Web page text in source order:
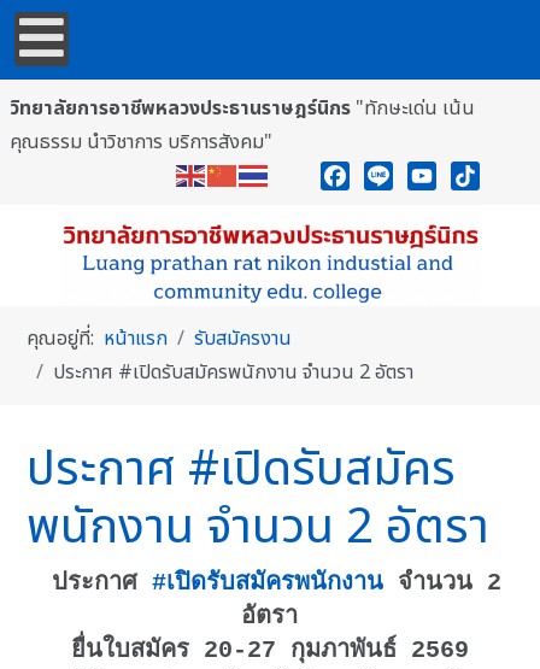
วิทยาลัยการอาชีพหลวงประธานราษฎร์นิกร "ทักษะเด่น เน้น
คุณธรรม นำวิชาการ บริการสังคม"
คุณอยู่ที่: หน้าแรก
รับสมัครงาน
ประกาศ #เปิดรับสมัครพนักงาน จำนวน 2 อัตรา
ประกาศ #เปิดรับสมัคร
พนักงาน จำนวน 2 อัตรา
ประกาศ#เปิดรับสมัครพนักงาน จำนวน 2
อัตรา
ยื่นใบสมัคร 20-27 กุมภาพันธ์ 2569